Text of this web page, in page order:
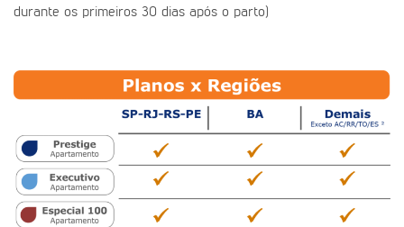
durante os primeiros 30 dias após o parto)